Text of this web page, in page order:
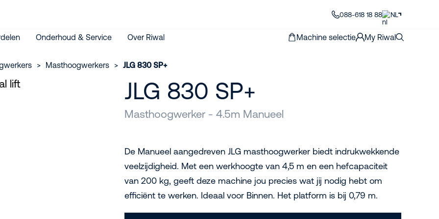
088-618 18 88 NL
Onderhoud & Service Over Riwal Machine selectie My Riwal
> Masthoogwerkers > JLG 830 SP+
JLG 830 SP+
Masthoogwerker - 4.5m Manueel
De Manueel aangedreven JLG masthoogwerker biedt indrukwekkende
veelzijdigheid. Met een werkhoogte van 4,5 m en een hefcapaciteit
van 200 kg, geeft deze machine jou precies wat jij nodig hebt om
efficiënt te werken. Ideaal voor Binnen. Het platform is bij 0,79 m.